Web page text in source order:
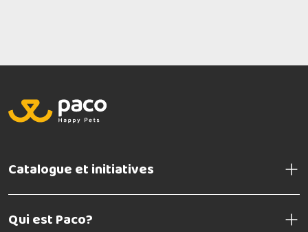
Catalogue et initiatives
Qui est Paco?